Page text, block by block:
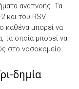
αναπνοής. Τα
και του RSV
καθένα μπορεί να
τα οποία μπορεί να
στο νοσοκομείο.
δημία